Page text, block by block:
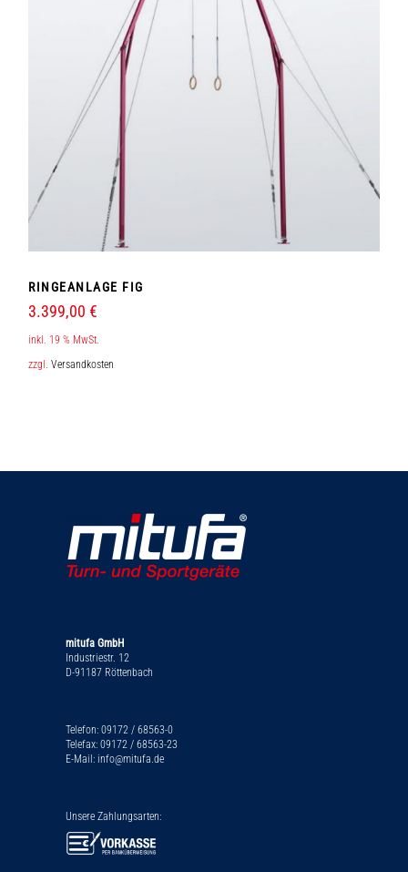
RINGEANLAGE FIG
3.399,00 €
inkl. 19 % MwSt.
zzgl.Versandkosten
mitufa GmbH
Industriestr. 12
D-91187 Röttenbach
Telefon: 09172 / 68563-0
Telefax: 09172 / 68563-23
E-Mail: info@mitufa.de
Unsere Zahlungsarten: